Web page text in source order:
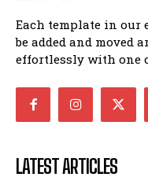
Each template in our
be added and moved
effortlessly with one
LATEST ARTICLES